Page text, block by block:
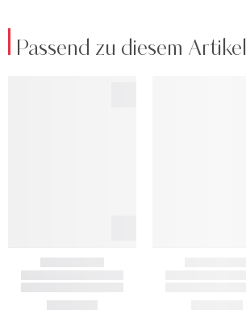
Passend zu diesem Artikel